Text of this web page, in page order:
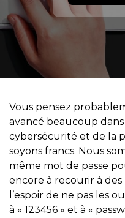
Vous pensez
avancé beaucoup
cybersécurité et de la
soyons francs. Nous
même mot de passe
encore à recourir à des
l’espoir de ne pas les
à « 123456 » et à «